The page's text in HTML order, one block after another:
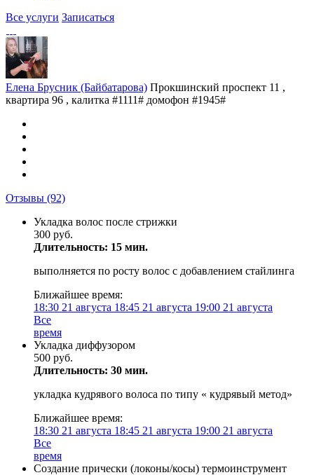
Все услуги Записаться
Елена Брусник (Байбатарова) Прокшинский проспект 11 ,
квартира 96 , калитка #1111# домофон #1945#
Отзывы (92)
Укладка волос после стрижки
300 руб.
Длительность: 15 мин.
выполняется по росту волос с добавлением стайлинга
Ближайшее время:
18:30 21 августа 18:45 21 августа 19:00 21 августа
Все
время
Укладка диффузором
500 руб.
Длительность: 30 мин.
укладка кудрявого волоса по типу « кудрявый метод»
Ближайшее время:
18:30 21 августа 18:45 21 августа 19:00 21 августа
Все
время
Создание прически (локоны/косы) термоинструмент